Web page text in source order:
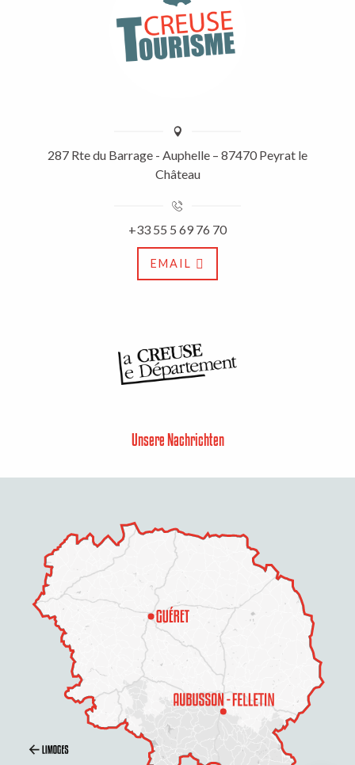
Service
Preise
287 Rte du Barrage - Auphelle – 87470 Peyrat le
Château
+33 55 5 69 76 70
EMAIL
Unsere Nachrichten